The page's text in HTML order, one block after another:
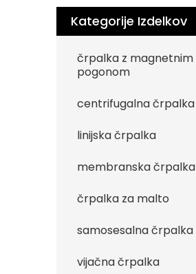
Kategorije Izdelkov
črpalka z magnetnim
pogonom
centrifugalna črpalka
linijska črpalka
membranska črpalka
črpalka za malto
samosesalna črpalka
vijačna črpalka